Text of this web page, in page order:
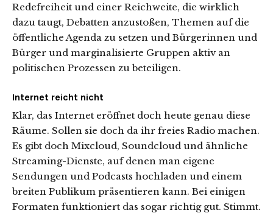
Redefreiheit und einer Reichweite, die wirklich
dazu taugt, Debatten anzustoßen, Themen auf die
öffentliche Agenda zu setzen und Bürgerinnen und
Bürger und marginalisierte Gruppen aktiv an
politischen Prozessen zu beteiligen.
Internet reicht nicht
Klar, das Internet eröffnet doch heute genau diese
Räume. Sollen sie doch da ihr freies Radio machen.
Es gibt doch Mixcloud, Soundcloud und ähnliche
Streaming-Dienste, auf denen man eigene
Sendungen und Podcasts hochladen und einem
breiten Publikum präsentieren kann. Bei einigen
Formaten funktioniert das sogar richtig gut. Stimmt.